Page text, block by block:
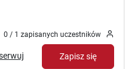
0 / 1 zapisanych uczestników
Zapisz się